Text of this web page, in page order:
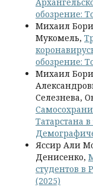
обозрение:
Михаил
Мукомель,
обозрение:
Михаил
Селезнева,
Татарстана
Яссир Али
Денисенко,
студентов в
(2025)